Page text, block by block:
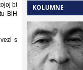
bi
BiH
s
KOLUMNE